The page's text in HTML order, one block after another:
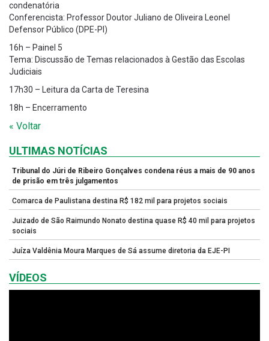
condenatória
Conferencista: Professor Doutor Juliano de Oliveira Leonel
Defensor Público (DPE-PI)
16h – Painel 5
Tema: Discussão de Temas relacionados à Gestão das Escolas
Judiciais
17h30 – Leitura da Carta de Teresina
18h – Encerramento
« Voltar
ULTIMAS NOTÍCIAS
Tribunal do Júri de Ribeiro Gonçalves condena réus a mais de 90 anos
de prisão em três julgamentos
Comarca de Paulistana destina R$ 182 mil para projetos sociais
Juizado de São Raimundo Nonato destina quase R$ 40 mil para projetos
sociais
Juíza Valdênia Moura Marques de Sá assume diretoria da EJE-PI
VÍDEOS